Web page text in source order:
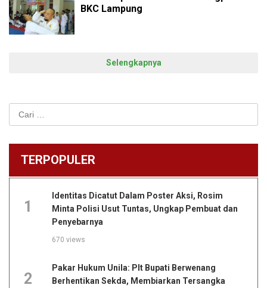
Sepak
BKC Lampung
Selengkapnya
TERPOPULER
1
Identitas Dicatut Dalam Poster Aksi, Rosim
Minta Polisi Usut Tuntas, Ungkap Pembuat dan
Penyebarnya
670 views
2
Pakar Hukum Unila: Plt Bupati Berwenang
Berhentikan Sekda, Membiarkan Tersangka